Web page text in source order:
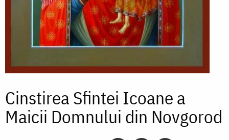
Cinstirea Sfintei Icoane a
Maicii Domnului din Novgorod